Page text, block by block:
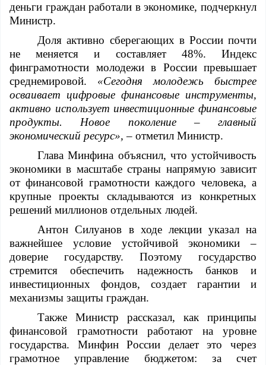
деньги граждан работали в экономике, подчеркнул
Министр.
Доля активно сберегающих в России почти
не меняется и составляет 48%. Индекс
финграмотности молодежи в России превышает
среднемировой. «Сегодня молодежь быстрее
осваивает цифровые финансовые инструменты,
активно использует инвестиционные финансовые
продукты. Новое поколение – главный
экономический ресурс»,– отметил Министр.
Глава Минфина объяснил, что устойчивость
экономики в масштабе страны напрямую зависит
от финансовой грамотности каждого человека, а
крупные проекты складываются из конкретных
решений миллионов отдельных людей.
Антон Силуанов в ходе лекции указал на
важнейшее условие устойчивой экономики –
доверие государству. Поэтому государство
стремится обеспечить надежность банков и
инвестиционных фондов, создает гарантии и
механизмы защиты граждан.
Также Министр рассказал, как принципы
финансовой грамотности работают на уровне
государства. Минфин России делает это через
грамотное управление бюджетом: за счет